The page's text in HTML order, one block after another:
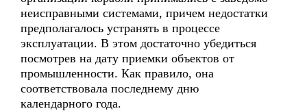
неисправными системами, причем недостатки
предполагалось устранять в процессе
эксплуатации. В этом достаточно убедиться
посмотрев на дату приемки объектов от
промышленности. Как правило, она
соответствовала последнему дню
календарного года.